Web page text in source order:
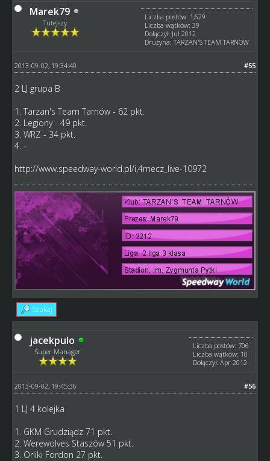
Marek79
Tutejszy
Liczba postów: 1,629
Liczba wątków: 39
Dołączył: Jul 2012
Drużyna: TARZAN'S TEAM TARNOW
#55
2013-09-02, 19:34:40
2 LJ grupa B
1. Tarzan's Team Tarnów - 62 pkt.
2. Legiony - 49 pkt.
3. WRZ - 34 pkt.
4. -
http://www.speedway-world.pl/i,4mecz_live-10972
Szukaj
jacekpulo
Super Manager
Liczba postów: 706
Liczba wątków: 10
Dołączył: Apr 2012
#56
2013-09-02, 19:45:36
1 LJ 4 kolejka
1. GKM Grudziądz 71 pkt.
2. Werewolves Staszów 51 pkt.
3. Orliki Fordon 27 pkt.